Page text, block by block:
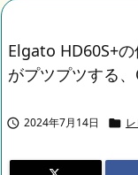
Elgato HD60S+
がプツプツする
 2024年7月14日 